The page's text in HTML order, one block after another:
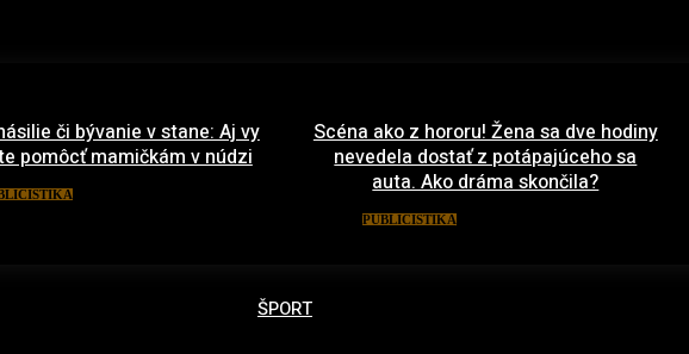
či bývanie v stane: Aj vy
pomôcť mamičkám v núdzi
Scéna ako z hororu! Žena sa dve hodiny
nevedela dostať z potápajúceho sa
auta. Ako dráma skončila?
PUBLICISTIKA
ŠPORT